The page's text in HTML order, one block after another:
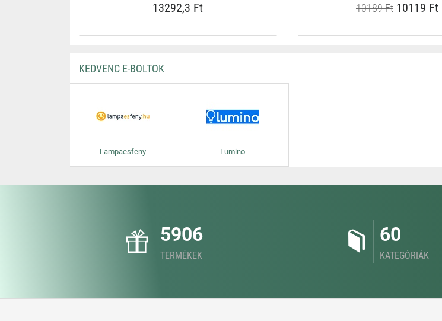
13292,3 Ft 10189 Ft10119 Ft
KEDVENC E-BOLTOK
Lampaesfeny Lumino
5906
TERMÉKEK
60
KATEGÓRIÁK